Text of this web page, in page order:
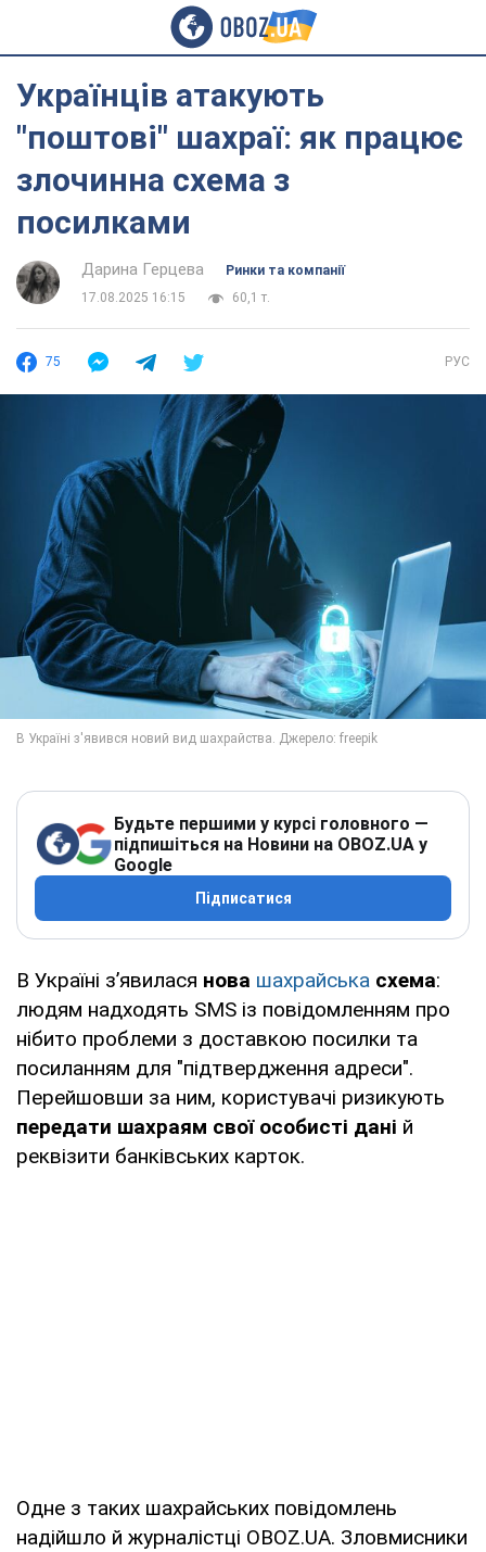
Українців атакують
"поштові" шахраї: як працює
злочинна схема з
посилками
Дарина Герцева
Ринки та компанії
17.08.2025 16:15
60,1 т.
75 РУС
Будьте першими у курсі головного —
підпишіться на Новини на OBOZ.UA у
Google
Підписатися
В Україні з’явилася нова шахрайська схема:
людям надходять SMS із повідомленням про
нібито проблеми з доставкою посилки та
посиланням для "підтвердження адреси".
Перейшовши за ним, користувачі ризикують
передати шахраям свої особисті дані й
реквізити банківських карток.
Одне з таких шахрайських повідомлень
надійшло й журналістці OBOZ.UA. Зловмисники